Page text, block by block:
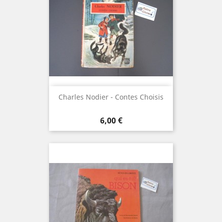
Charles Nodier - Contes Choisis
Prix
6,00 €